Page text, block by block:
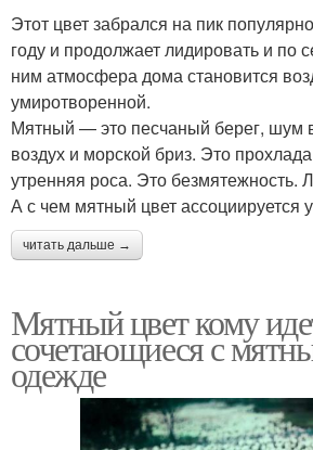
Этот цвет забрался на пик
году и продолжает лидировать и по
ним атмосфера дома становится
умиротворенной.
Мятный — это песчаный берег, шум
воздух и морской бриз. Это
утренняя роса. Это безмятежность.
А с чем мятный цвет ассоциируется
читать дальше →
Мятный цвет кому
сочетающиеся с
одежде